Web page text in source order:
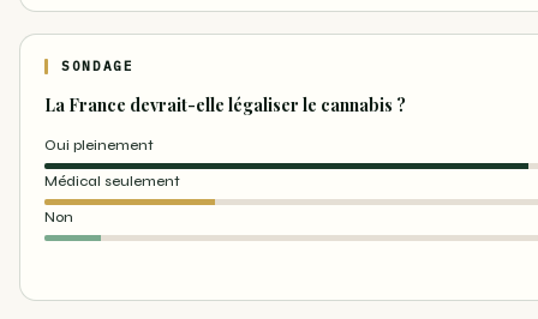
SONDAGE
La France devrait-elle légaliser le cannabis ?
Oui pleinement
Médical seulement
Non